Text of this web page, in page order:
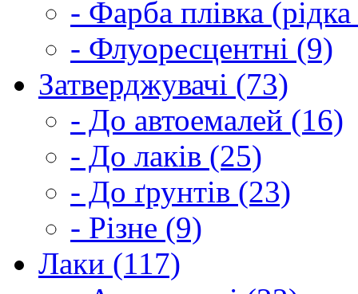
- Фарба плівка
- Флуоресцентні (9)
Затверджувачі (73)
- До автоемалей (16)
- До лаків (25)
- До ґрунтів (23)
- Різне (9)
Лаки (117)